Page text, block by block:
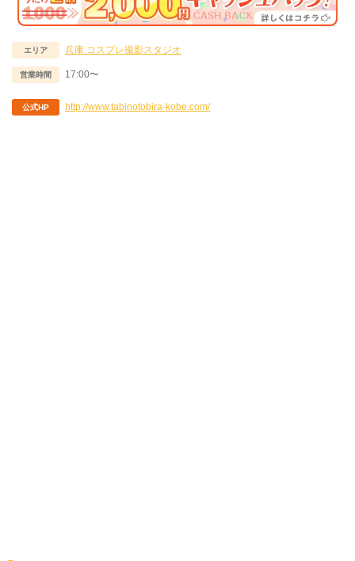
エリア 兵庫 コスプレ撮影スタジオ
営業時間 17:00〜
公式HP http://www.tabinotobira-kobe.com/